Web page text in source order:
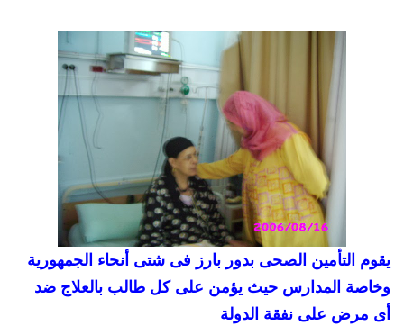
يقوم التأمين الصحى بدور بارز فى شتى أنحاء الجمهورية
وخاصة المدارس حيث يؤمن على كل طالب بالعلاج ضد
أى مرض على نفقة الدولة